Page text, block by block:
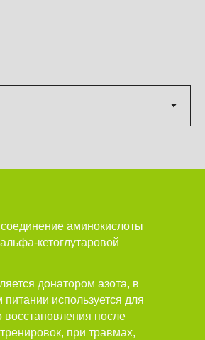
аминокислоты
кетоглутаровой
донатором азота, в
питании используется для
восстановления после
при травмах,